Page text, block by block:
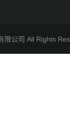
有限公司 All Rights